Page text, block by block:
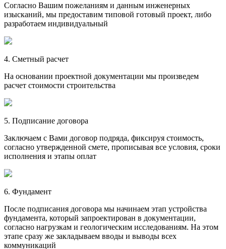
Согласно Вашим пожеланиям и данным инженерных
изысканий, мы предоставим типовой готовый проект, либо
разработаем индивидуальный
4. Сметный расчет
На основании проектной документации мы произведем
расчет стоимости строительства
5. Подписание договора
Заключаем с Вами договор подряда, фиксируя стоимость,
согласно утвержденной смете, прописывая все условия, сроки
исполнения и этапы оплат
6. Фундамент
После подписания договора мы начинаем этап устройства
фундамента, который запроектирован в документации,
согласно нагрузкам и геологическим исследованиям. На этом
этапе сразу же закладываем вводы и выводы всех
коммуникаций